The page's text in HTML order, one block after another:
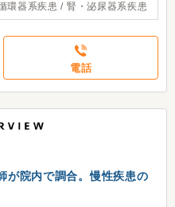
環器系疾患 / 腎・泌尿器系疾患
電話
が院内で調合。慢性疾患の